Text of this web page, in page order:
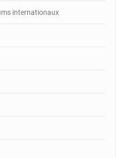
internationaux